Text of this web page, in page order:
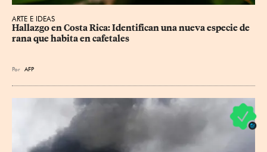
ARTE E IDEAS
Hallazgo en Costa Rica: Identifican una nueva especie de
rana que habita en cafetales
Por AFP